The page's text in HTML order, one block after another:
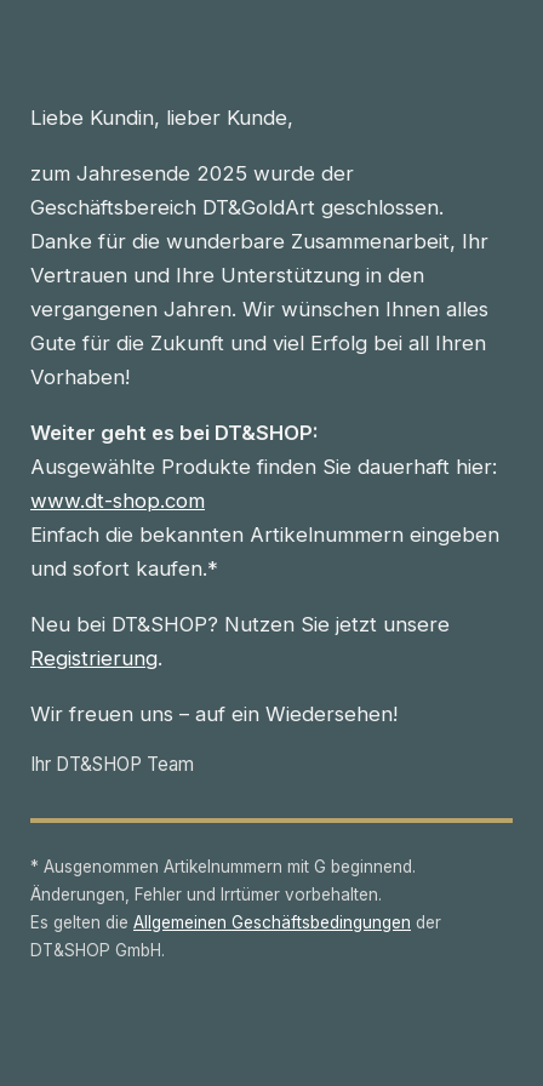
Liebe Kundin, lieber Kunde,
zum Jahresende 2025 wurde der
Geschäftsbereich DT&GoldArt geschlossen.
Danke für die wunderbare Zusammenarbeit, Ihr
Vertrauen und Ihre Unterstützung in den
vergangenen Jahren. Wir wünschen Ihnen alles
Gute für die Zukunft und viel Erfolg bei all Ihren
Vorhaben!
Weiter geht es bei DT&SHOP:
Ausgewählte Produkte finden Sie dauerhaft hier:
www.dt-shop.com
Einfach die bekannten Artikelnummern eingeben
und sofort kaufen.*
Neu bei DT&SHOP? Nutzen Sie jetzt unsere
Registrierung.
Wir freuen uns – auf ein Wiedersehen!
Ihr DT&SHOP Team
* Ausgenommen Artikelnummern mit G beginnend.
Änderungen, Fehler und Irrtümer vorbehalten.
Es gelten die Allgemeinen Geschäftsbedingungen der
DT&SHOP GmbH.